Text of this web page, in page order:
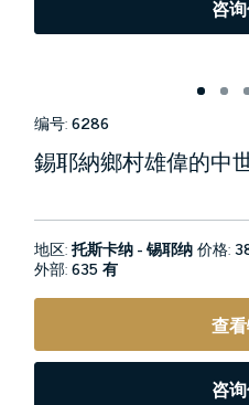
咨
编号:6286
錫耶納鄉村雄偉的中
地区:托斯卡纳 - 锡耶纳价格:
外部:635 有
查
咨